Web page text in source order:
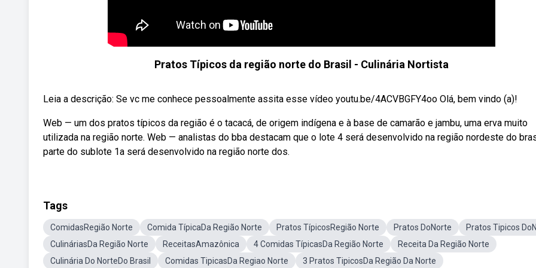
Pratos Típicos da região norte do Brasil - Culinária Nortista
Leia a descrição: Se vc me conhece pessoalmente assita esse vídeo youtu.be/4ACVBGFY4oo Olá, bem vindo (a)!
Web — um dos pratos típicos da região é o tacacá, de origem indígena e à base de camarão e jambu, uma erva muito
utilizada na região norte. Web — analistas do bba destacam que o lote 4 será desenvolvido na região nordeste do
parte do sublote 1a será desenvolvido na região norte dos.
Tags
ComidasRegião Norte Comida TípicaDa Região Norte Pratos TípicosRegião Norte Pratos DoNorte
Pratos Tipicos
CulináriasDa Região Norte
ReceitasAmazônica 4 Comidas TípicasDa Região Norte
Receita Da Região Norte
Culinária Do NorteDo Brasil
Comidas TipicasDa Regiao Norte 3 Pratos TipicosDa Região Da Norte